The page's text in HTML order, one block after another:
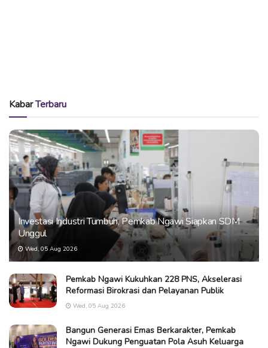
KabarTerbaru
Investasi Industri Tumbuh, Pemkab Ngawi Siapkan SDM
Unggul
Wed, 05 Aug 2026
Pemkab Ngawi Kukuhkan 228 PNS, Akselerasi
Reformasi Birokrasi dan Pelayanan Publik
Wed, 05 Aug 2026
Bangun Generasi Emas Berkarakter, Pemkab
Ngawi Dukung Penguatan Pola Asuh Keluarga